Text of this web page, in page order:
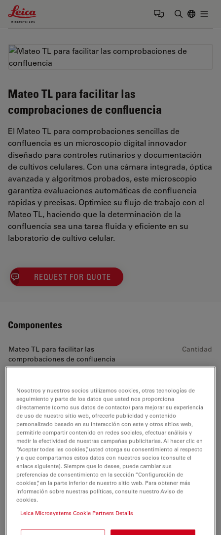
Leica Microsystems Logo
Mateo TL para facilitar las
comprobaciones de confluencia
El Mateo TL para comprobaciones sencillas de
confluencia es un microscopio digital innovador
diseñado para controles rutinarios y documentación
de cultivos celulares. Con una cámara integrada, óptica
avanzada y algoritmos probados, este microscopio
garantiza evaluaciones automáticas de confluencia
rápidas y precisas. Optimice su flujo de trabajo con el
Mateo TL, haciendo que la determinación de la
confluencia sea una tarea fluida y eficiente en su
laboratorio de cultivo celular.
REQUEST FOR QUOTE
Componentes
Mateo TL para facilitar las
comprobaciones de confluencia
incluye:
Cantidad
Object guide kit for MATEO
TL
11526240
Microscope Objective HI
PLAN I 20x/0.30 PH1
Nosotros y nuestros socios utilizamos cookies, otras tecnologías de
seguimiento y parte de los datos que usted nos proporciona
directamente (como sus datos de contacto) para mejorar su experiencia
de uso de nuestro sitio web, ofrecerle publicidad y contenido
personalizado basado en su interacción con este y otros sitios web,
permitirle compartir contenido en redes sociales, efectuar análisis y
medir la efectividad de nuestras campañas publicitarias. Al hacer clic en
“Aceptar todas las cookies”, usted otorga su consentimiento al respecto
y a que compartamos estos datos con nuestros socios (consulte el
enlace siguiente). Siempre que lo desee, puede cambiar sus
preferencias de consentimiento en la sección “Configuración de
cookies”, en la parte inferior de nuestro sitio web. Para obtener más
información sobre nuestras políticas, consulte nuestro Aviso de
cookies.
Leica Microsystems Cookie Partners Details